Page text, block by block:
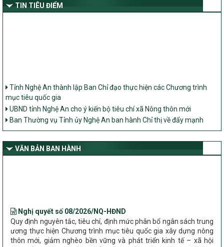
TIN TIÊU ĐIỂM
Tỉnh Nghệ An thành lập Ban Chỉ đạo thực hiện các Chương trình
mục tiêu quốc gia
UBND tỉnh Nghệ An cho ý kiến bộ tiêu chí xã Nông thôn mới
Ban Thường vụ Tỉnh ủy Nghệ An ban hành Chỉ thị về đẩy mạnh
thực hiện Chương trình mục tiêu quốc gia xây dựng nông thôn mới,
dân tộc thiểu số và miền núi giai đoạn 2026 – 2030 trên địa bàn tỉnh
Nghệ An
VĂN BẢN BAN HÀNH
Quy định nguyên tắc, tiêu chí, định mức phân bổ ngân sách trung
ương thực hiện Chương trình mục tiêu quốc gia xây dựng nông
thôn mới, giảm nghèo bền vững và phát triển kinh tế – xã hội
vùng đồng bào dân tộc thiểu số và miền núi giai đoạn 2026 –